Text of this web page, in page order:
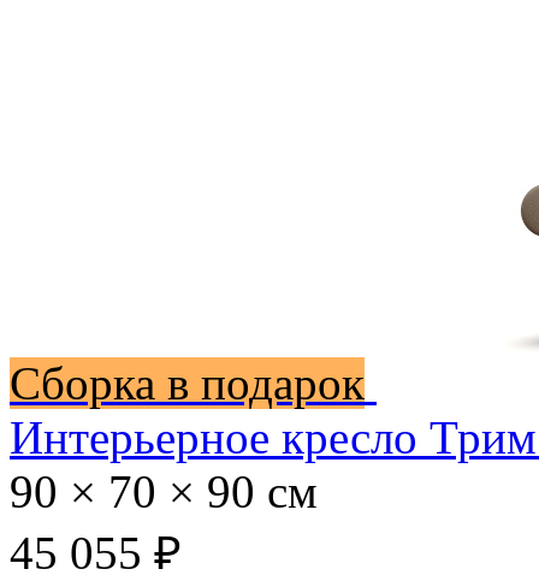
Сборка в подарок
Интерьерное кресло
90 × 70 × 90 см
45 055 ₽